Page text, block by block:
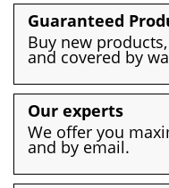
Guaranteed
Buy new
and covered by
Our experts
We offer you
and by email.